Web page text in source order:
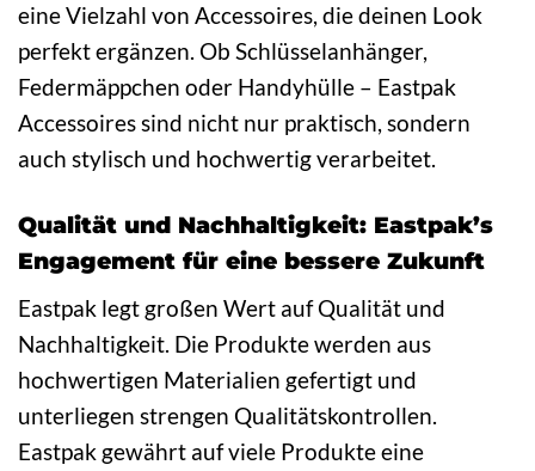
eine Vielzahl von Accessoires, die deinen Look
perfekt ergänzen. Ob Schlüsselanhänger,
Federmäppchen oder Handyhülle – Eastpak
Accessoires sind nicht nur praktisch, sondern
auch stylisch und hochwertig verarbeitet.
Qualität und Nachhaltigkeit: Eastpak’s
Engagement für eine bessere Zukunft
Eastpak legt großen Wert auf Qualität und
Nachhaltigkeit. Die Produkte werden aus
hochwertigen Materialien gefertigt und
unterliegen strengen Qualitätskontrollen.
Eastpak gewährt auf viele Produkte eine